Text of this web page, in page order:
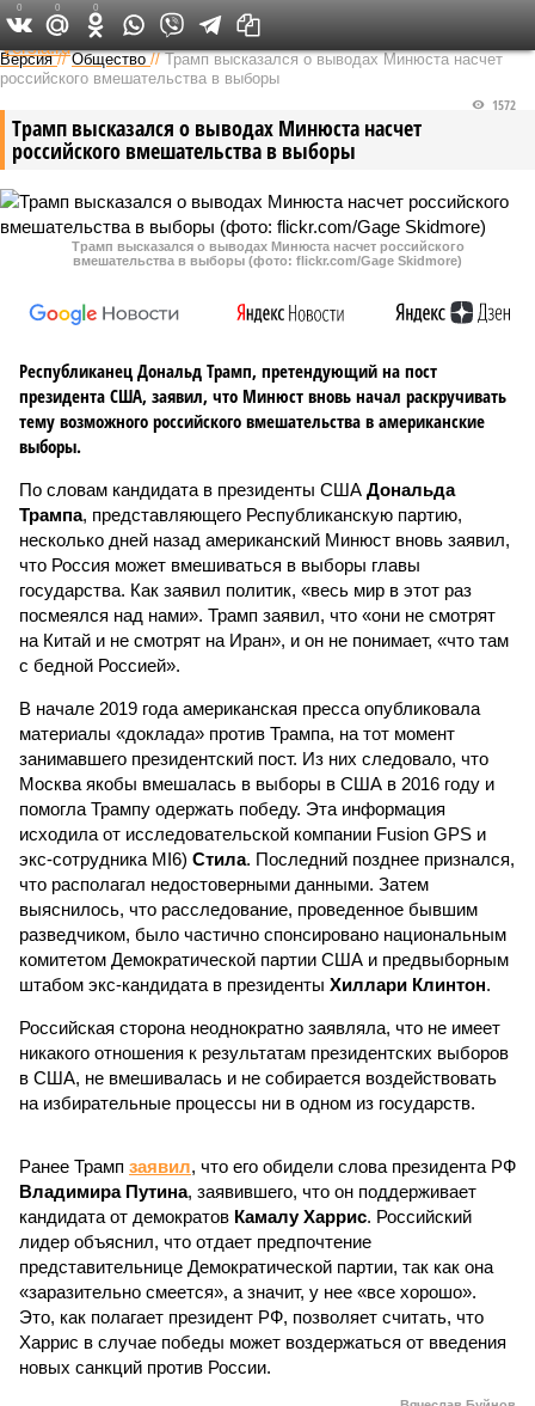
Федеральный выпуск
Версия //Общество //Трамп высказался о выводах Минюста насчет
российского вмешательства в выборы
Трамп высказался о выводах Минюста насчет
российского вмешательства в выборы
1572
Трамп высказался о выводах Минюста насчет российского
вмешательства в выборы (фото: flickr.com/Gage Skidmore)
Республиканец Дональд Трамп, претендующий на пост
президента США, заявил, что Минюст вновь начал раскручивать
тему возможного российского вмешательства в американские
выборы.
По словам кандидата в президенты США Дональда
Трампа, представляющего Республиканскую партию,
несколько дней назад американский Минюст вновь заявил,
что Россия может вмешиваться в выборы главы
государства. Как заявил политик, «весь мир в этот раз
посмеялся над нами». Трамп заявил, что «они не смотрят
на Китай и не смотрят на Иран», и он не понимает, «что там
с бедной Россией».
В начале 2019 года американская пресса опубликовала
материалы «доклада» против Трампа, на тот момент
занимавшего президентский пост. Из них следовало, что
Москва якобы вмешалась в выборы в США в 2016 году и
помогла Трампу одержать победу. Эта информация
исходила от исследовательской компании Fusion GPS и
экс-сотрудника MI6) Стила. Последний позднее признался,
что располагал недостоверными данными. Затем
выяснилось, что расследование, проведенное бывшим
разведчиком, было частично спонсировано национальным
комитетом Демократической партии США и предвыборным
штабом экс-кандидата в президенты Хиллари Клинтон.
Российская сторона неоднократно заявляла, что не имеет
никакого отношения к результатам президентских выборов
в США, не вмешивалась и не собирается воздействовать
на избирательные процессы ни в одном из государств.
Ранее Трамп заявил, что его обидели слова президента РФ
Владимира Путина, заявившего, что он поддерживает
кандидата от демократов Камалу Харрис. Российский
лидер объяснил, что отдает предпочтение
представительнице Демократической партии, так как она
«заразительно смеется», а значит, у нее «все хорошо».
Это, как полагает президент РФ, позволяет считать, что
Харрис в случае победы может воздержаться от введения
новых санкций против России.
0 0 0